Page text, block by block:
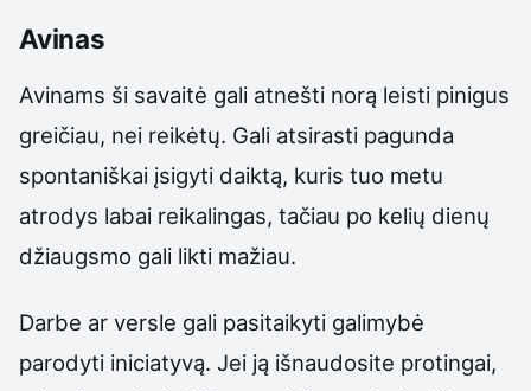
Avinas
Avinams ši savaitė gali atnešti norą leisti pinigus
greičiau, nei reikėtų. Gali atsirasti pagunda
spontaniškai įsigyti daiktą, kuris tuo metu
atrodys labai reikalingas, tačiau po kelių dienų
džiaugsmo gali likti mažiau.
Darbe ar versle gali pasitaikyti galimybė
parodyti iniciatyvą. Jei ją išnaudosite protingai,